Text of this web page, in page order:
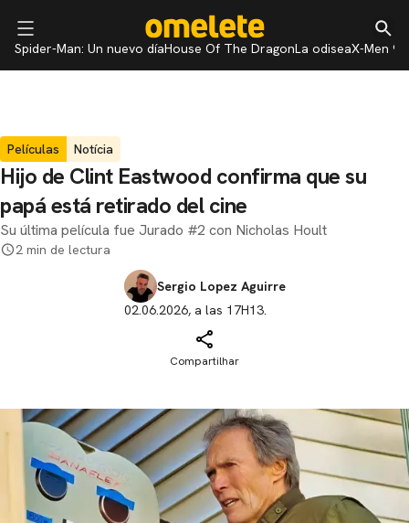
Spider-Man: Un nuevo díaHouse Of The DragonLa odiseaX-Men 97
Películas Notícia
Hijo de Clint Eastwood confirma que su
papá está retirado del cine
Su última película fue Jurado #2 con Nicholas Hoult
2 min de lectura
Sergio Lopez Aguirre
02.06.2026, a las 17H13.
Compartilhar